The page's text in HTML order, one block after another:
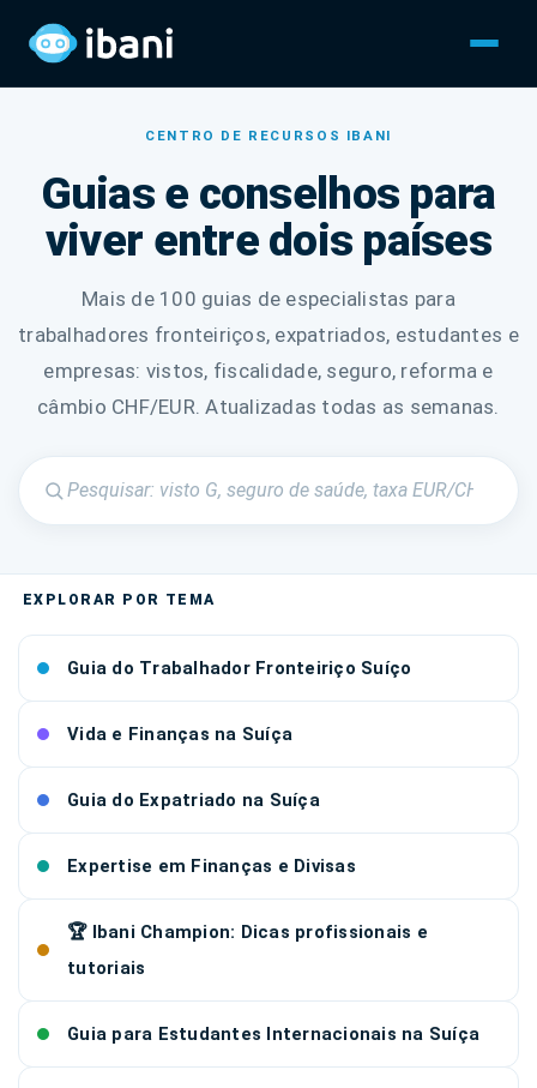
CENTRO DE RECURSOS IBANI
Guias e conselhos para
viver entre dois países
Mais de 100 guias de especialistas para
trabalhadores fronteiriços, expatriados, estudantes e
empresas: vistos, fiscalidade, seguro, reforma e
câmbio CHF/EUR. Atualizadas todas as semanas.
Guia do Trabalhador Fronteiriço Suíço
Vida e Finanças na Suíça
Guia do Expatriado na Suíça
Expertise em Finanças e Divisas
🏆 Ibani Champion: Dicas profissionais e
tutoriais
Guia para Estudantes Internacionais na Suíça